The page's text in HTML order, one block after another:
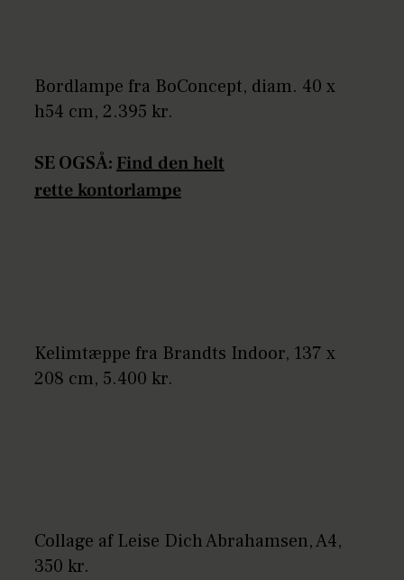
Bordlampe fra BoConcept, diam. 40 x
h54 cm, 2.395 kr.
SE OGSÅ:Find den helt
rette kontorlampe
Kelimtæppe fra Brandts Indoor, 137 x
208 cm, 5.400 kr.
Collage af Leise Dich Abrahamsen, A4,
350 kr.